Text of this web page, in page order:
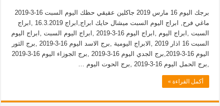
برجك اليوم 16 مارس 2019 جاكلين عقيقي حظك اليوم السبت 16-3-2019
ماغي فرح, ابراج اليوم السبت ميشال حايك ابراج,ابراج 16.3.2019 ,ابراج
السبت ,ابراج اليوم ,ابراج اليوم 16-3-2019 ,ابراج اليوم السبت ,ابراج اليوم
السبت 16 اذار 2019 ,الابراج اليومية ,برج الاسد اليوم 16-3-2019 ,برج الثور
اليوم 16-3-2019,برج الجدي اليوم 16-3-2019 ,برج الجوزاء اليوم 16-3-2019
,برج الحمل اليوم 16-3-2019 ,برج الحوت اليوم …
أكمل القراءة »